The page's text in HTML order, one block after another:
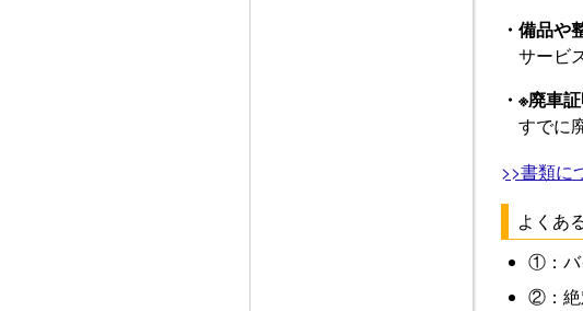
・備品や
サービ
・※廃車
すでに
>>書類に
よくあ
①：バ
②：絶